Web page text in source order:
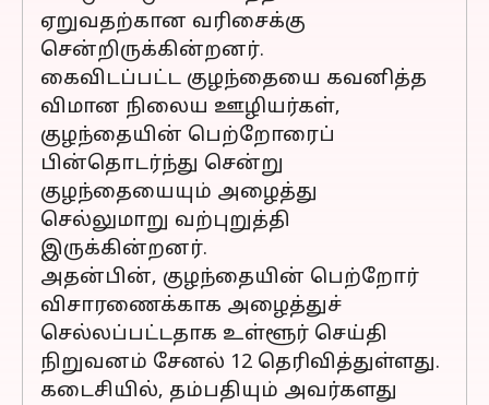
ஏறுவதற்கான வரிசைக்கு
சென்றிருக்கின்றனர்.
கைவிடப்பட்ட குழந்தையை கவனித்த
விமான நிலைய ஊழியர்கள்,
குழந்தையின் பெற்றோரைப்
பின்தொடர்ந்து சென்று
குழந்தையையும் அழைத்து
செல்லுமாறு வற்புறுத்தி
இருக்கின்றனர்.
அதன்பின், குழந்தையின் பெற்றோர்
விசாரணைக்காக அழைத்துச்
செல்லப்பட்டதாக உள்ளூர் செய்தி
நிறுவனம் சேனல் 12 தெரிவித்துள்ளது.
கடைசியில், தம்பதியும் அவர்களது